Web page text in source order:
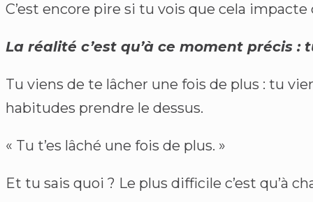
C’est encore pire si tu vois que cela
La réalité c’est qu’à ce moment précis :
Tu viens de te lâcher une fois de plus : tu
habitudes prendre le dessus.
« Tu t’es lâché une fois de plus. »
Et tu sais quoi ? Le plus difficile c’est qu’à